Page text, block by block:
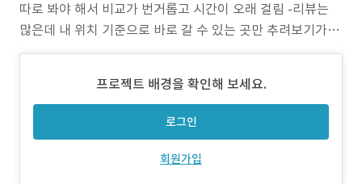
따로 봐야 해서 비교가 번거롭고 시간이 오래 걸림 -리뷰는
많은데 내 위치 기준으로 바로 갈 수 있는 곳만 추려보기가 어
려워 선택이 늦어짐 -방문 혜택(이벤트/쿠폰)이 있는지 매장
장) 니즈 -온라인 노출은 되는데 방문으로 이어지는 동기(이
벤트/혜택) 설계가 부족해 신규 유
프로젝트 배경을 확인해 보세요.
로그인
회원가입